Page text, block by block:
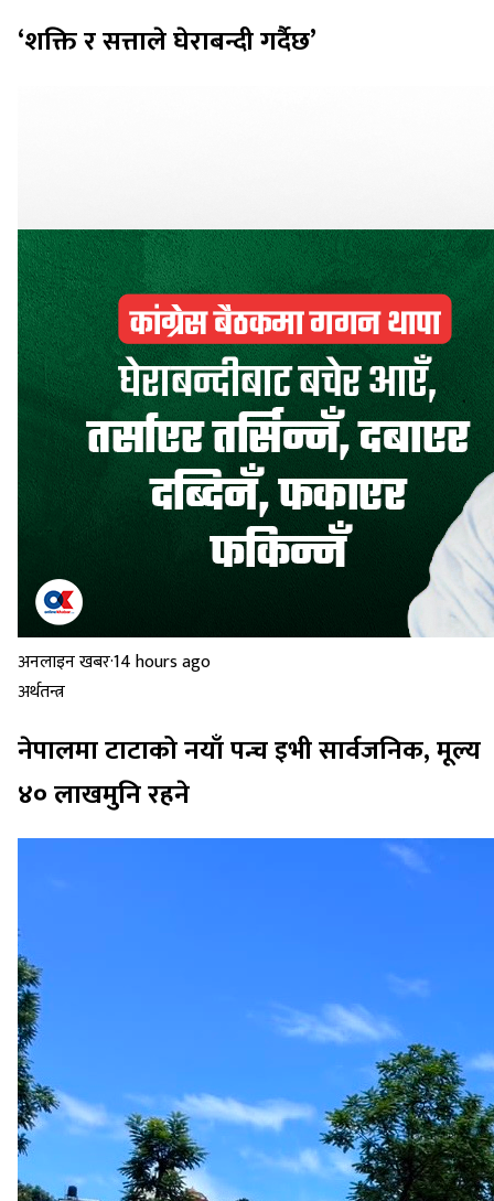
‘शक्ति र सत्ताले घेराबन्दी गर्दैछ’
अनलाइन खबर·14 hours ago
अर्थतन्त्र
नेपालमा टाटाको नयाँ पन्च इभी सार्वजनिक, मूल्य
४० लाखमुनि रहने